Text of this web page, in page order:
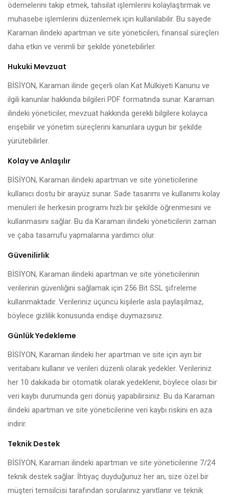
ödemelerini takip etmek, tahsilat işlemlerini kolaylaştırmak ve
muhasebe işlemlerini düzenlemek için kullanılabilir. Bu sayede
Karaman ilindeki apartman ve site yöneticileri, finansal süreçleri
daha etkin ve verimli bir şekilde yönetebilirler.
Hukuki Mevzuat
BİSİYON, Karaman ilinde geçerli olan Kat Mülkiyeti Kanunu ve
ilgili kanunlar hakkında bilgileri PDF formatında sunar. Karaman
ilindeki yöneticiler, mevzuat hakkında gerekli bilgilere kolayca
erişebilir ve yönetim süreçlerini kanunlara uygun bir şekilde
yürütebilirler.
Kolay ve Anlaşılır
BİSİYON, Karaman ilindeki apartman ve site yöneticilerine
kullanıcı dostu bir arayüz sunar. Sade tasarımı ve kullanımı kolay
menüleri ile herkesin programı hızlı bir şekilde öğrenmesini ve
kullanmasını sağlar. Bu da Karaman ilindeki yöneticilerin zaman
ve çaba tasarrufu yapmalarına yardımcı olur.
Güvenilirlik
BİSİYON, Karaman ilindeki apartman ve site yöneticilerinin
verilerinin güvenliğini sağlamak için 256 Bit SSL şifreleme
kullanmaktadır. Verileriniz üçüncü kişilerle asla paylaşılmaz,
böylece gizlilik konusunda endişe duymazsınız.
Günlük Yedekleme
BİSİYON, Karaman ilindeki her apartman ve site için ayrı bir
veritabanı kullanır ve verileri düzenli olarak yedekler. Verileriniz
her 10 dakikada bir otomatik olarak yedeklenir, böylece olası bir
veri kaybı durumunda geri dönüş yapabilirsiniz. Bu da Karaman
ilindeki apartman ve site yöneticilerine veri kaybı riskini en aza
indirir.
Teknik Destek
BİSİYON, Karaman ilindeki apartman ve site yöneticilerine 7/24
teknik destek sağlar. İhtiyaç duyduğunuz her an, size özel bir
müşteri temsilcisi tarafından sorularınız yanıtlanır ve teknik